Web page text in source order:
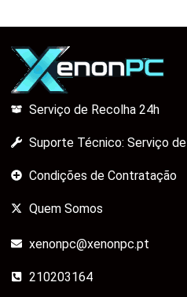
Serviço de Recolha 24h
Suporte Técnico: Serviço
Condições de Contratação
Quem Somos
xenonpc@xenonpc.pt
210203164